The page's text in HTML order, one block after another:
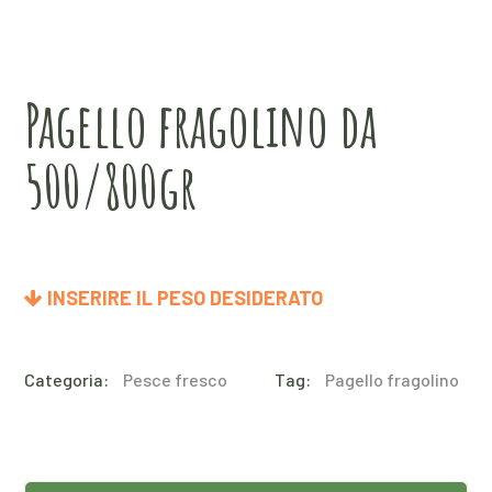
Pagello fragolino da
500/800gr
INSERIRE IL PESO DESIDERATO
Categoria: Pesce fresco Tag: Pagello fragolino